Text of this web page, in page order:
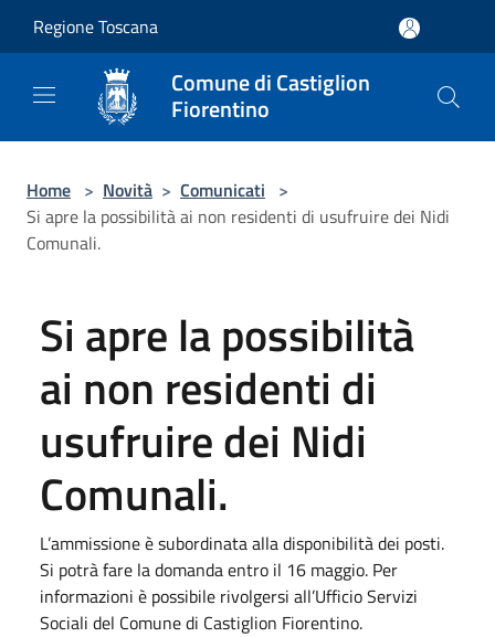
Regione Toscana
Comune di Castiglion
Fiorentino
Home > Novità > Comunicati >
Si apre la possibilità ai non residenti di usufruire dei Nidi
Comunali.
Si apre la possibilità
ai non residenti di
usufruire dei Nidi
Comunali.
L’ammissione è subordinata alla disponibilità dei posti.
Si potrà fare la domanda entro il 16 maggio. Per
informazioni è possibile rivolgersi all’Ufficio Servizi
Sociali del Comune di Castiglion Fiorentino.